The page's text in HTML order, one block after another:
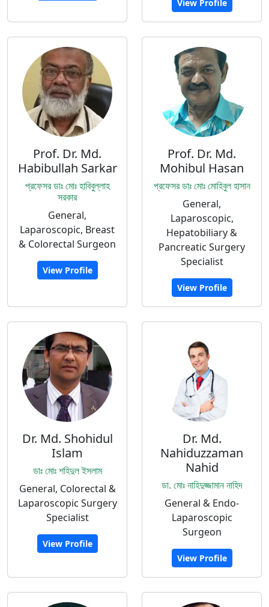
View Profile
Prof. Dr. Md.
Habibullah Sarkar
প্রফেসর ডাঃ মোঃ হাবিবুল্লাহ
সরকার
General,
Laparoscopic, Breast
& Colorectal Surgeon
View Profile
Prof. Dr. Md.
Mohibul Hasan
প্রফেসর ডাঃ মোঃ মোহিবুল হাসান
General,
Laparoscopic,
Hepatobiliary &
Pancreatic Surgery
Specialist
View Profile
Dr. Md. Shohidul
Islam
ডাঃ মোঃ শহিদুল ইসলাম
General, Colorectal &
Laparoscopic Surgery
Specialist
View Profile
Dr. Md.
Nahiduzzaman
Nahid
ডা. মোঃ নাহিদুজ্জামান নাহিদ
General & Endo-
Laparoscopic
Surgeon
View Profile